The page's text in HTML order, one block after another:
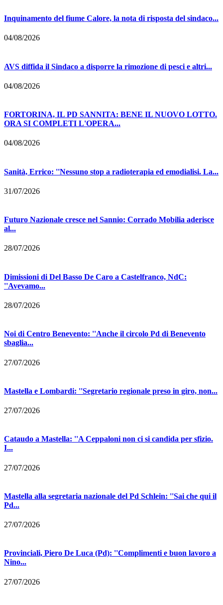
Inquinamento del fiume Calore, la nota di risposta del sindaco...
04/08/2026
AVS diffida il Sindaco a disporre la rimozione di pesci e altri...
04/08/2026
FORTORINA, IL PD SANNITA: BENE IL NUOVO LOTTO.
ORA SI COMPLETI L'OPERA...
04/08/2026
Sanità, Errico: ''Nessuno stop a radioterapia ed emodialisi. La...
31/07/2026
Futuro Nazionale cresce nel Sannio: Corrado Mobilia aderisce
al...
28/07/2026
Dimissioni di Del Basso De Caro a Castelfranco, NdC:
''Avevamo...
28/07/2026
Noi di Centro Benevento: ''Anche il circolo Pd di Benevento
sbaglia...
27/07/2026
Mastella e Lombardi: ''Segretario regionale preso in giro, non...
27/07/2026
Cataudo a Mastella: ''A Ceppaloni non ci si candida per sfizio.
I...
27/07/2026
Mastella alla segretaria nazionale del Pd Schlein: ''Sai che qui il
Pd...
27/07/2026
Provinciali, Piero De Luca (Pd): ''Complimenti e buon lavoro a
Nino...
27/07/2026